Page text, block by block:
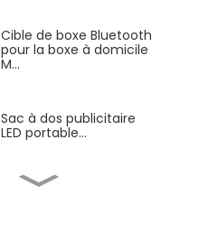
Cible de boxe Bluetooth
pour la boxe à domicile
M...
Sac à dos publicitaire
LED portable...